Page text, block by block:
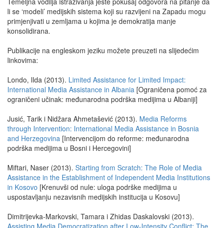
li se ‘modeli’ medijskih sistema koji su razvijeni na Zapadu mogu
primjenjivati u zemljama u kojima je demokratija manje
konsolidirana.
Publikacije na engleskom jeziku možete preuzeti na slijedećim
linkovima:
Londo, Ilda (2013). Limited Assistance for Limited Impact:
International Media Assistance in Albania [Ograničena pomoć za
ograničeni učinak: međunarodna podrška medijima u Albaniji]
Jusić, Tarik i Nidžara Ahmetašević (2013). Media Reforms
through Intervention: International Media Assistance in Bosnia
and Herzegovina [Intervencijom do reforme: međunarodna
podrška medijima u Bosni i Hercegovini]
Miftari, Naser (2013). Starting from Scratch: The Role of Media
Assistance in the Establishment of Independent Media Institutions
in Kosovo [Krenuvši od nule: uloga podrške medijima u
uspostavljanju nezavisnih medijskih institucija u Kosovu]
Dimitrijevka-Markovski, Tamara i Zhidas Daskalovski (2013).
Assisting Media Democratization after Low-Intensity Conflict: The